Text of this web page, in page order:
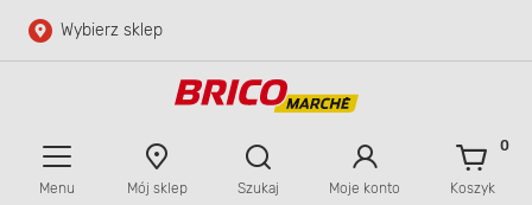
Przejdź do głównej zawartości
Wybierz sklep
Menu Mój sklep Szukaj Moje konto Koszyk
0